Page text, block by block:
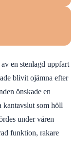
en stenlagd uppfart
blivit ojämna efter
önskade en
kantavslut som höll
under våren
funktion, rakare